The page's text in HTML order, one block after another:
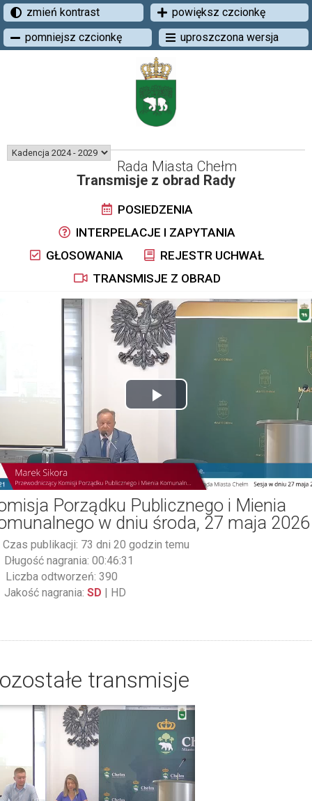
zmień kontrast
powiększ czcionkę
pomniejsz czcionkę
uproszczona wersja
Rada Miasta Chełm
Transmisje z obrad Rady
POSIEDZENIA
INTERPELACJE I ZAPYTANIA
GŁOSOWANIA
REJESTR UCHWAŁ
TRANSMISJE Z OBRAD
Play
Porządku Publicznego i Mienia
w dniu środa, 27 maja 2026
Czas publikacji: 73 dni 20 godzin temu
Długość nagrania: 00:46:31
Liczba odtworzeń: 390
Jakość nagrania: SD | HD
transmisje